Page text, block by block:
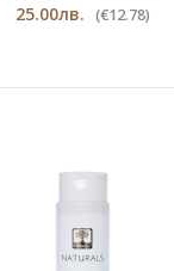
25.00лв. (€12.78)